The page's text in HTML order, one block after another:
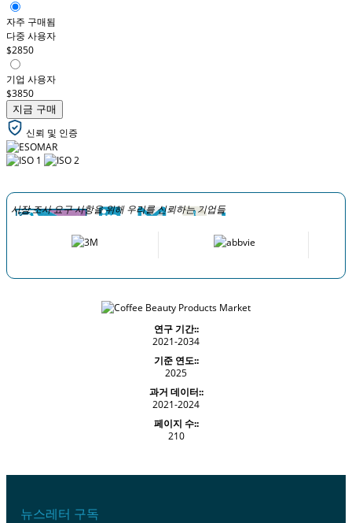
자주 구매됨
다중 사용자
$2850
기업 사용자
$3850
지금 구매
신뢰 및 인증
시장 조사 요구 사항을 위해 우리를 신뢰하는 기업들
연구 기간::
2021-2034
기준 연도::
2025
과거 데이터::
2021-2024
페이지 수::
210
뉴스레터 구독